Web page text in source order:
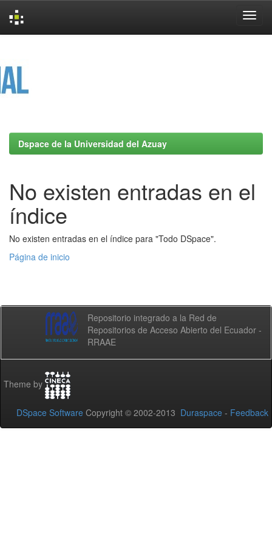
Dspace de la Universidad del Azuay
No existen entradas en el
índice
No existen entradas en el índice para "Todo DSpace".
Página de inicio
Repositorio integrado a la Red de
Repositorios de Acceso Abierto del Ecuador -
RRAAE
Theme by
DSpace Software Copyright © 2002-2013 Duraspace - Feedback